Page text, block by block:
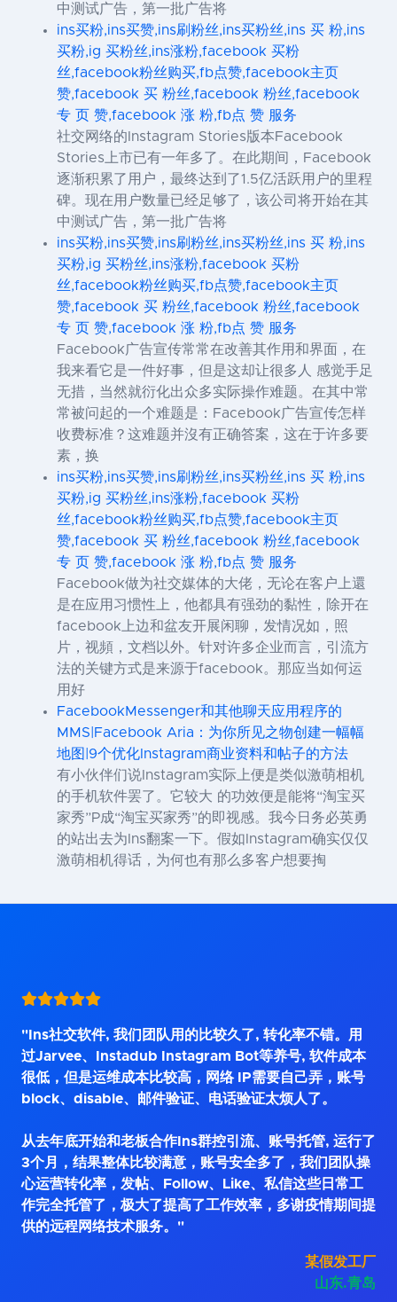
中测试广告，第一批广告将
ins买粉,ins买赞,ins刷粉丝,ins买粉丝,ins 买 粉,ins
买粉,ig 买粉丝,ins涨粉,facebook 买粉
丝,facebook粉丝购买,fb点赞,facebook主页
赞,facebook 买 粉丝,facebook 粉丝,facebook
专 页 赞,facebook 涨 粉,fb点 赞 服务
社交网络的Instagram Stories版本Facebook
Stories上市已有一年多了。在此期间，Facebook
逐渐积累了用户，最终达到了1.5亿活跃用户的里程
碑。现在用户数量已经足够了，该公司将开始在其
中测试广告，第一批广告将
ins买粉,ins买赞,ins刷粉丝,ins买粉丝,ins 买 粉,ins
买粉,ig 买粉丝,ins涨粉,facebook 买粉
丝,facebook粉丝购买,fb点赞,facebook主页
赞,facebook 买 粉丝,facebook 粉丝,facebook
专 页 赞,facebook 涨 粉,fb点 赞 服务
Facebook广告宣传常常在改善其作用和界面，在
我来看它是一件好事，但是这却让很多人 感觉手足
无措，当然就衍化出众多实际操作难题。在其中常
常被问起的一个难题是：Facebook广告宣传怎样
收费标准？这难题并沒有正确答案，这在于许多要
素，换
ins买粉,ins买赞,ins刷粉丝,ins买粉丝,ins 买 粉,ins
买粉,ig 买粉丝,ins涨粉,facebook 买粉
丝,facebook粉丝购买,fb点赞,facebook主页
赞,facebook 买 粉丝,facebook 粉丝,facebook
专 页 赞,facebook 涨 粉,fb点 赞 服务
Facebook做为社交媒体的大佬，无论在客户上還
是在应用习惯性上，他都具有强劲的黏性，除开在
facebook上边和盆友开展闲聊，发情况如，照
片，视頻，文档以外。针对许多企业而言，引流方
法的关键方式是来源于facebook。那应当如何运
用好
FacebookMessenger和其他聊天应用程序的
MMS|Facebook Aria：为你所见之物创建一幅幅
地图|9个优化Instagram商业资料和帖子的方法
有小伙伴们说Instagram实际上便是类似激萌相机
的手机软件罢了。它较大 的功效便是能将“淘宝买
家秀”P成“淘宝买家秀”的即视感。我今日务必英勇
的站出去为Ins翻案一下。假如Instagram确实仅仅
激萌相机得话，为何也有那么多客户想要掏
"Ins社交软件, 我们团队用的比较久了, 转化率不错。用
过Jarvee、Instadub Instagram Bot等养号, 软件成本
很低，但是运维成本比较高，网络 IP需要自己弄，账号
block、disable、邮件验证、电话验证太烦人了。
从去年底开始和老板合作Ins群控引流、账号托管, 运行了
3个月，结果整体比较满意，账号安全多了，我们团队操
心运营转化率，发帖、Follow、Like、私信这些日常工
作完全托管了，极大了提高了工作效率，多谢疫情期间提
供的远程网络技术服务。"
某假发工厂
山东.青岛